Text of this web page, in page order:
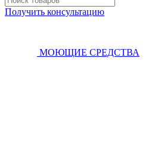
Получить консультацию
МОЮЩИЕ СРЕДСТВА